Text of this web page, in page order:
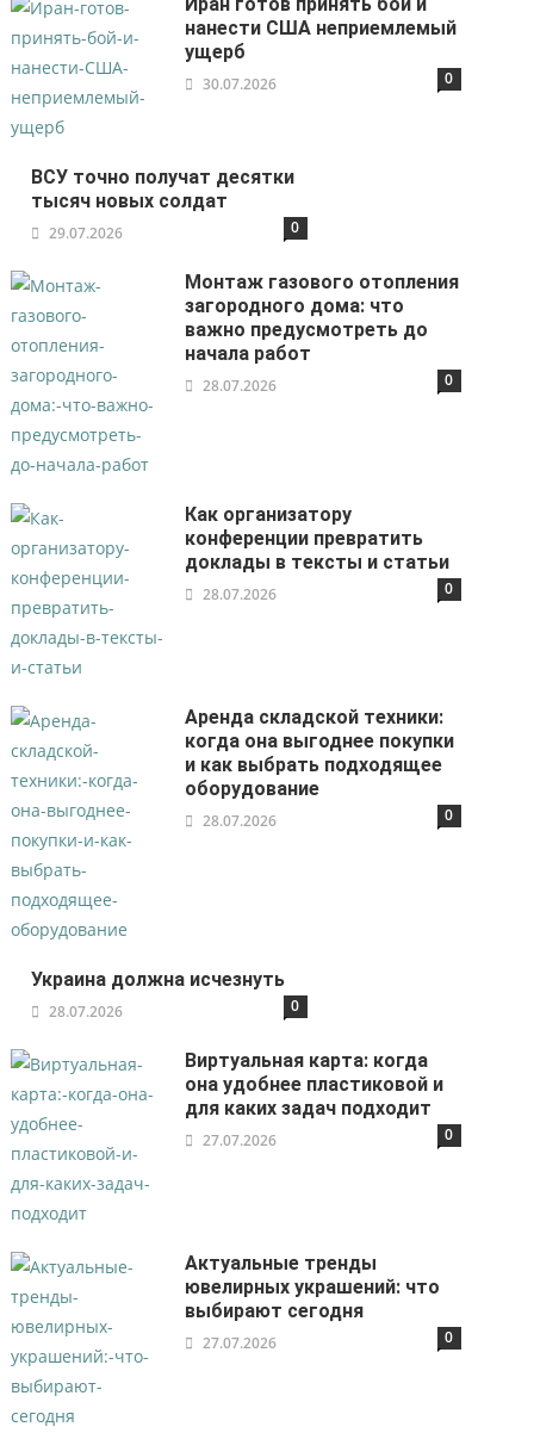
нанести США неприемлемый
ущерб
30.07.2026 0
ВСУ точно получат десятки
тысяч новых солдат
29.07.2026 0
Монтаж газового отопления
загородного дома: что
важно предусмотреть до
начала работ
28.07.2026 0
Как организатору
конференции превратить
доклады в тексты и статьи
28.07.2026 0
Аренда складской техники:
когда она выгоднее покупки
и как выбрать подходящее
оборудование
28.07.2026 0
Украина должна исчезнуть
28.07.2026 0
Виртуальная карта: когда
она удобнее пластиковой и
для каких задач подходит
27.07.2026 0
Актуальные тренды
ювелирных украшений: что
выбирают сегодня
27.07.2026 0